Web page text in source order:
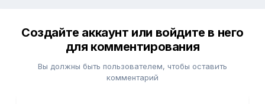
Создайте аккаунт или войдите в него
для комментирования
Вы должны быть пользователем, чтобы оставить
комментарий